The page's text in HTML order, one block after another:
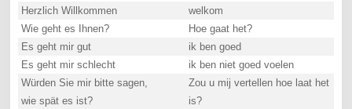
Herzlich Willkommen
welkom
Wie geht es Ihnen?
Hoe gaat het?
Es geht mir gut
ik ben goed
Es geht mir schlecht
ik ben niet goed voelen
Würden Sie mir bitte sagen,
wie spät es ist?
Zou u mij vertellen hoe laat het
is?